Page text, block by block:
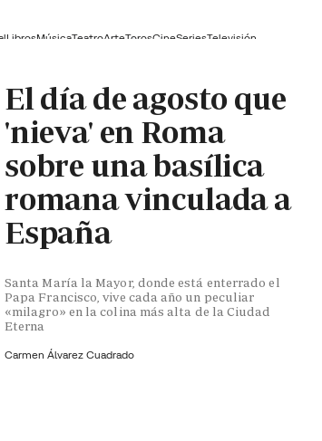
LibrosMúsicaTeatroArteTorosCineSeriesTelevisión
El día de agosto que
'nieva' en Roma
sobre una basílica
romana vinculada a
España
Santa María la Mayor, donde está enterrado el
Papa Francisco, vive cada año un peculiar
«milagro» en la colina más alta de la Ciudad
Eterna
Carmen Álvarez Cuadrado